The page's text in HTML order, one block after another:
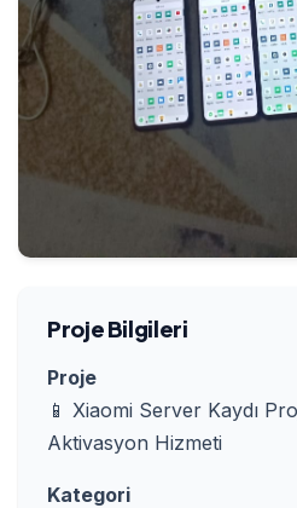
Proje Bilgileri
Proje
📱 Xiaomi Server Kaydı
Aktivasyon Hizmeti
Kategori